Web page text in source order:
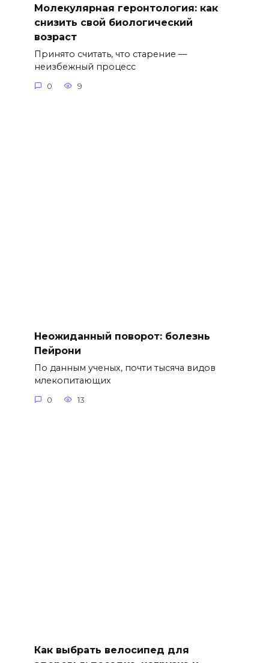
Молекулярная геронтология: как
снизить свой биологический
возраст
Принято считать, что старение —
неизбежный процесс
0 9
Неожиданный поворот: болезнь
Пейрони
По данным ученых, почти тысяча видов
млекопитающих
0 13
Как выбрать велосипед для